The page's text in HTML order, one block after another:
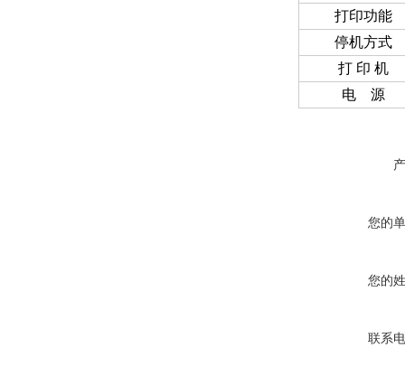
打印功能
停机方式
打 印 机
电 源
您的
您的
联系